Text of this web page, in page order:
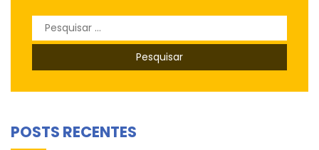
Pesquisar
por:
POSTS RECENTES